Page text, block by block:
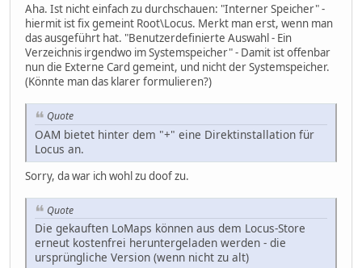
Aha. Ist nicht einfach zu durchschauen: "Interner Speicher" -
hiermit ist fix gemeint Root\Locus. Merkt man erst, wenn man
das ausgeführt hat. "Benutzerdefinierte Auswahl - Ein
Verzeichnis irgendwo im Systemspeicher" - Damit ist offenbar
nun die Externe Card gemeint, und nicht der Systemspeicher.
(Könnte man das klarer formulieren?)
Quote
OAM bietet hinter dem "+" eine Direktinstallation für
Locus an.
Sorry, da war ich wohl zu doof zu.
Quote
Die gekauften LoMaps können aus dem Locus-Store
erneut kostenfrei heruntergeladen werden - die
ursprüngliche Version (wenn nicht zu alt)